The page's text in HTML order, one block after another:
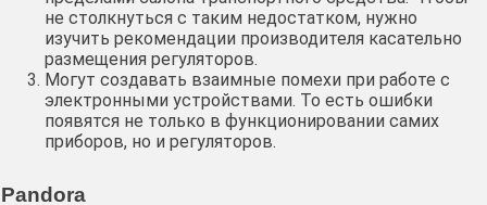
не столкнуться с таким недостатком, нужно
изучить рекомендации производителя касательно
размещения регуляторов.
Могут создавать взаимные помехи при работе с
электронными устройствами. То есть ошибки
появятся не только в функционировании самих
приборов, но и регуляторов.
Pandora